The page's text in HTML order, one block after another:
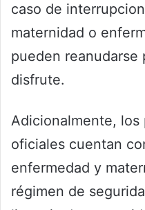
caso de
maternidad o
pueden reanudarse
disfrute.
Adicionalmente,
oficiales cuentan
enfermedad y
régimen de